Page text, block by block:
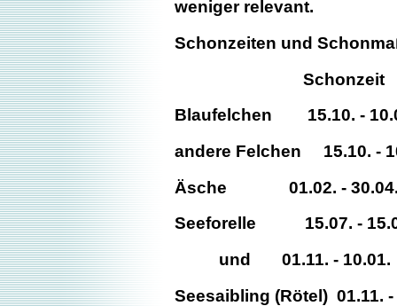
weniger relevant.
Schonzeiten und
Schonzeit
Blaufelchen
15.10. -
andere Felchen
15.10. -
Äsche
01.02. -
Seeforelle
15.07. -
und 01.11. -
Seesaibling (Rötel)